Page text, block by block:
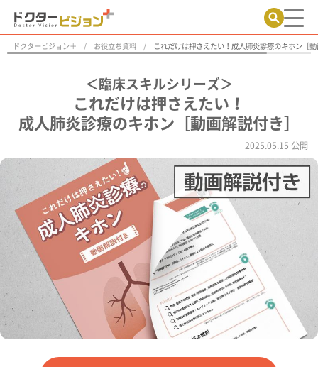
ドクタービジョン＋ お役立ち資料 これだけは押さえたい！成人肺炎診療のキホン［
＜臨床スキルシリーズ＞
これだけは押さえたい！
成人肺炎診療のキホン［動画解説付き］
2025.05.15 公開